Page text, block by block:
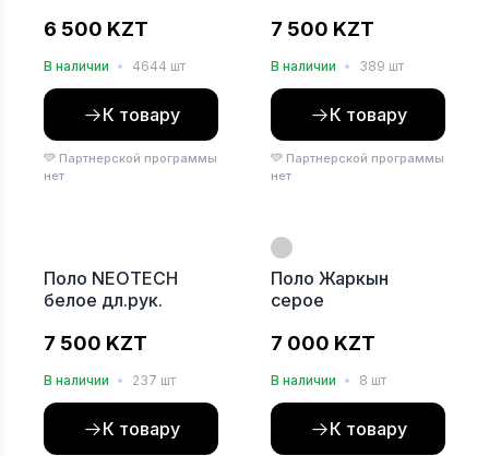
6 500 KZT
В наличии • 4644 шт
К товару
Партнерской программы
нет
7 500 KZT
В наличии • 389 шт
К товару
Партнерской программы
нет
Поло NEOTECH
белое дл.рук.
7 500 KZT
В наличии • 237 шт
К товару
Поло Жаркын
серое
7 000 KZT
В наличии • 8 шт
К товару